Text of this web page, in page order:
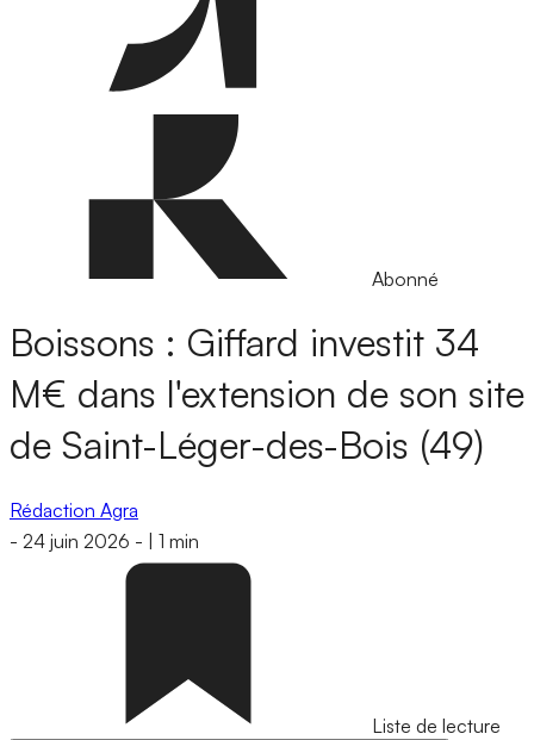
Abonné
Boissons : Giffard investit 34
M€ dans l'extension de son site
de Saint-Léger-des-Bois (49)
Rédaction Agra
- 24 juin 2026 - 1 min
Liste de lecture